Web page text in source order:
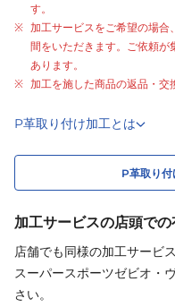
す。
加工サービスをご希望の場合
間をいただきます。ご依頼が
あります。
加工を施した商品の返品・交
P革取り付け加工とは
P革取り
加工サービスの店頭で
店舗でも同様の加工サービ
スーパースポーツゼビオ・
さい。